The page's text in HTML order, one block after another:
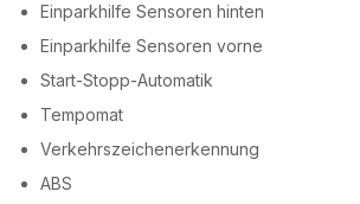
Einparkhilfe Sensoren hinten
Einparkhilfe Sensoren vorne
Start-Stopp-Automatik
Tempomat
Verkehrszeichenerkennung
ABS